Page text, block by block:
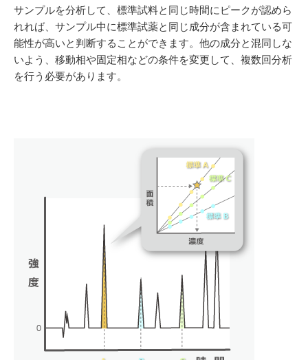
サンプルを分析して、標準試料と同じ時間にピークが認めら
れれば、サンプル中に標準試薬と同じ成分が含まれている可
能性が高いと判断することができます。他の成分と混同しな
いよう、移動相や固定相などの条件を変更して、複数回分析
を行う必要があります。